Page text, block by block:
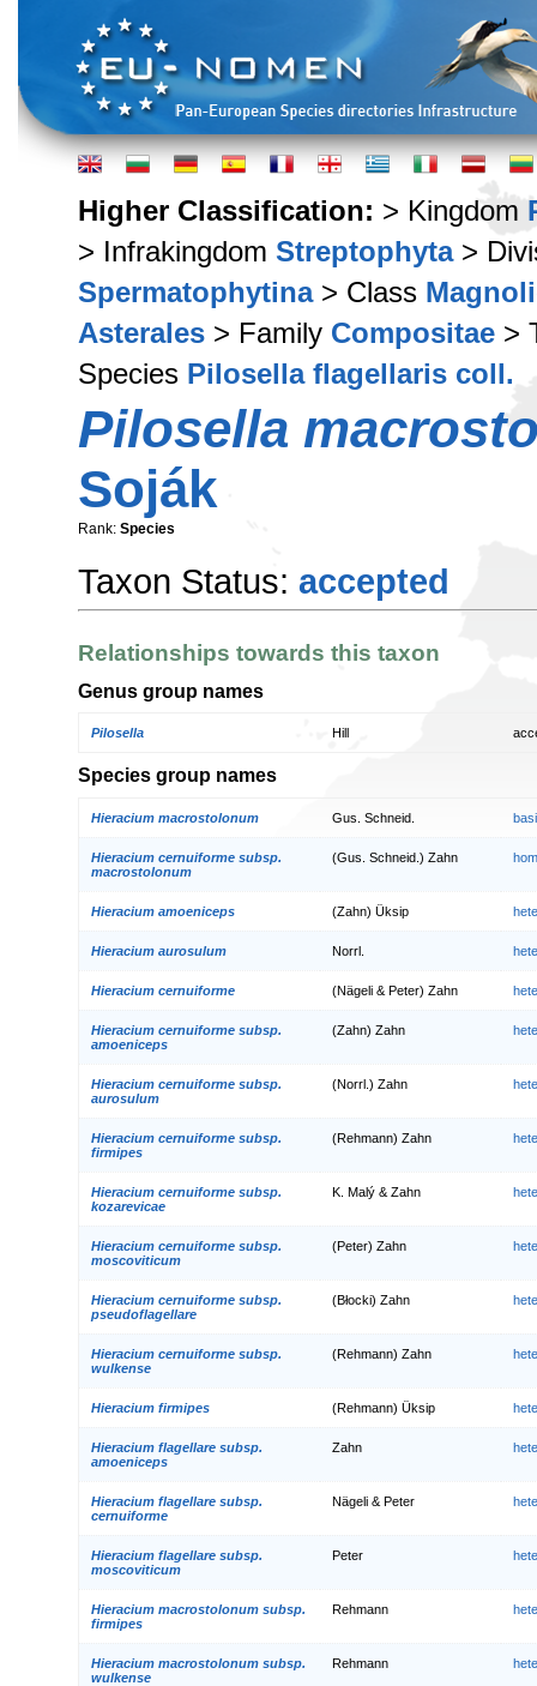
Higher Classification: > Kingdom
> Infrakingdom Streptophyta>
Spermatophytina> Class
Asterales > Family Compositae >
Species Pilosella flagellaris coll.
Pilosella
Soják
Rank: Species
Taxon Status: accepted
Relationships towards this taxon
Genus group names
Pilosella Hill
Species group names
Hieracium macrostolonum Gus. Schneid.
Hieracium cernuiforme subsp.
macrostolonum
(Gus. Schneid.) Zahn
Hieracium amoeniceps (Zahn) Üksip
Hieracium aurosulum Norrl.
Hieracium cernuiforme (Nägeli & Peter) Zahn
Hieracium cernuiforme subsp.
amoeniceps
(Zahn) Zahn
Hieracium cernuiforme subsp.
aurosulum
(Norrl.) Zahn
Hieracium cernuiforme subsp.
firmipes
(Rehmann) Zahn
Hieracium cernuiforme subsp.
kozarevicae
K. Malý & Zahn
Hieracium cernuiforme subsp.
moscoviticum
(Peter) Zahn
Hieracium cernuiforme subsp.
pseudoflagellare
(Błocki) Zahn
Hieracium cernuiforme subsp.
wulkense
(Rehmann) Zahn
Hieracium firmipes (Rehmann) Üksip
Hieracium flagellare subsp.
amoeniceps
Zahn
Hieracium flagellare subsp.
cernuiforme
Nägeli & Peter
Hieracium flagellare subsp.
moscoviticum
Peter
Hieracium macrostolonum subsp.
firmipes
Rehmann
Hieracium macrostolonum subsp.
wulkense
Rehmann